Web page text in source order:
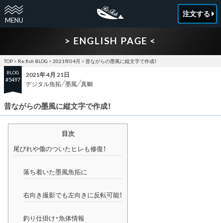
注文する
> ENGLISH PAGE <
TOP > Re:fish BLOG > 2021年04月 > 昔ながらの墨風に縦文字で作成！
BLOG
#5497
2021年 4月 21日
デジタル魚拓 墨風 真鯛
昔ながらの墨風に縦文字で作成！
目次
尾びれや傷のついたヒレも修復！
落ち着いた墨風魚拓に
右向き撮影でも左向きに反転可能！
釣り仕掛け・魚体情報